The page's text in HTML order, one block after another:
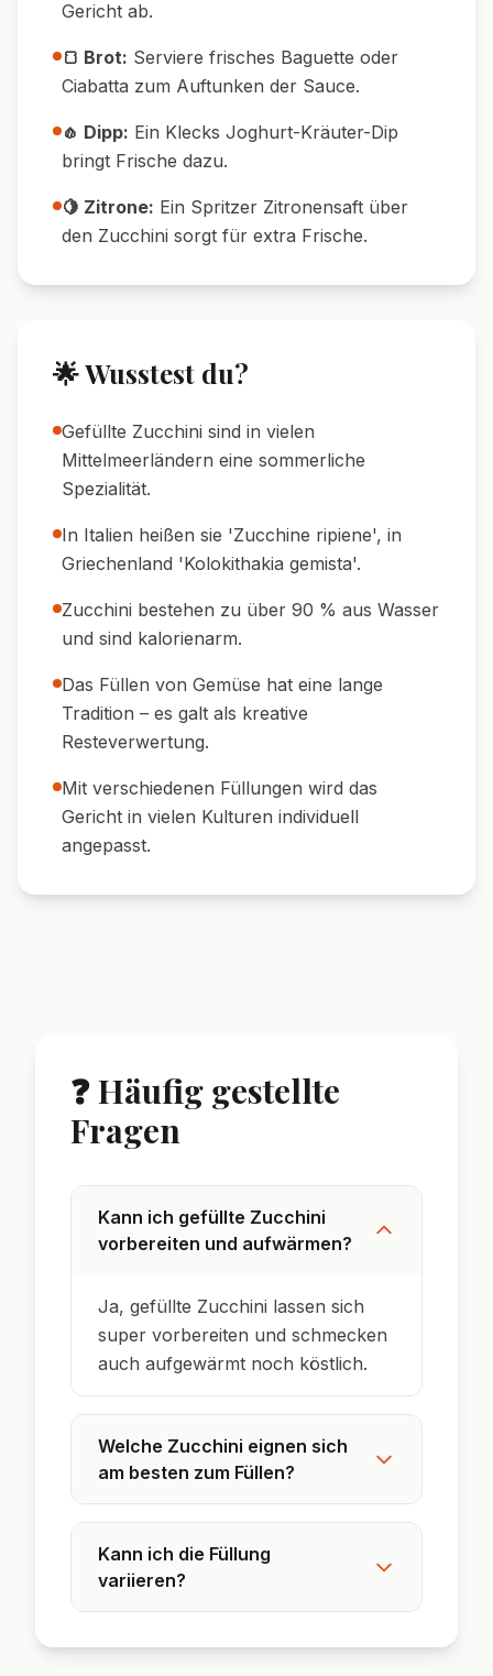
Füllung zu trocken scheint.
🥄 Füll-Tipp:Verwende einen kleinen Löffel
oder Eisportionierer zum Befüllen – so geht
🕒 Meal-Prep-Tipp:
füllen.
🥣 Resteverwertung:Übrig gebliebene
oder in Wraps.
🍽️ Serviervorschläge
🍷 Weinempfehlung:Ein trockener
Weißwein wie Pinot Grigio oder ein fruchtiger
Rosé passen ideal.
🥗 Beilage: Ein bunter Blattsalat mit
Zitronen-Olivenöl-Dressing rundet das
Gericht ab.
🍞 Brot: Serviere frisches Baguette oder
Ciabatta zum Auftunken der Sauce.
🌟 Wusstest du?
Mittelmeerländern eine sommerliche
In Italien heißen sie 'Zucchine ripiene', in
Griechenland 'Kolokithakia gemista'.
und sind kalorienarm.
Das Füllen von Gemüse hat eine lange
Tradition – es galt als kreative
Mit verschiedenen Füllungen wird das
Gericht in vielen Kulturen individuell
angepasst.